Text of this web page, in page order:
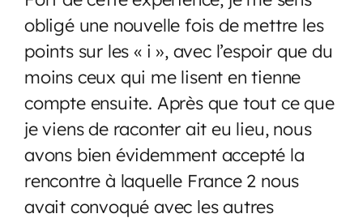
obligé une nouvelle fois de mettre les
points sur les « i », avec l’espoir que du
moins ceux qui me lisent en tienne
compte ensuite. Après que tout ce que
je viens de raconter ait eu lieu, nous
avons bien évidemment accepté la
rencontre à laquelle France 2 nous
avait convoqué avec les autres